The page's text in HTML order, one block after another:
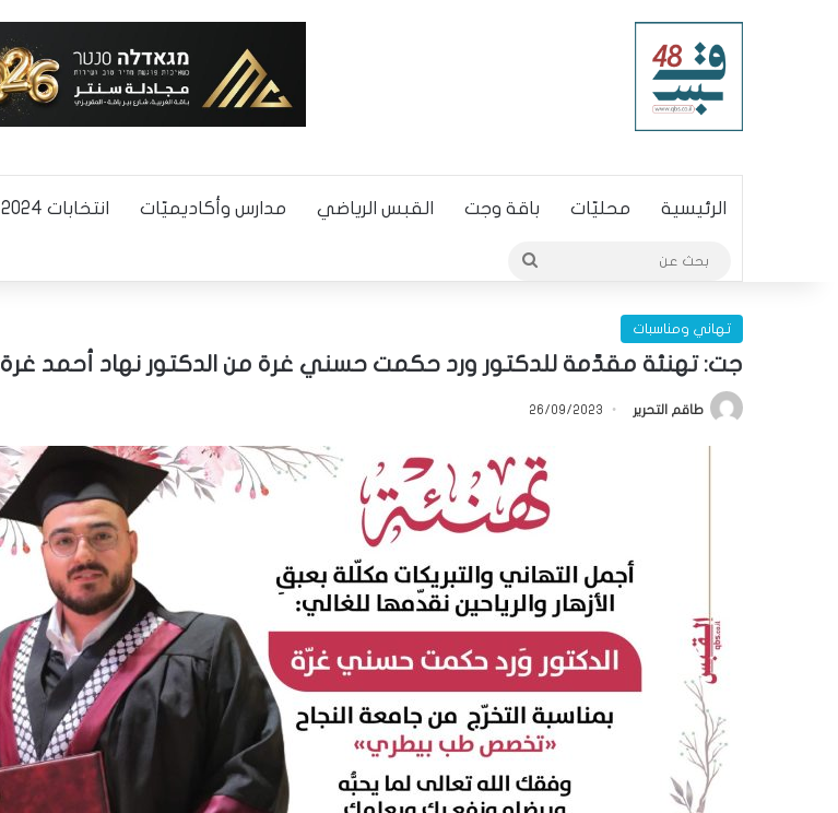
الرئيسية محليّات باقة وجت القبس الرياضي مدارس وأكاديميّات انتخابات 2024
تهاني ومناسبات
جت: تهنئة مقدّمة للدكتور ورد حكمت حسني غرة من الدكتور نهاد أحمد غرة
طاقم التحرير 26/09/2023